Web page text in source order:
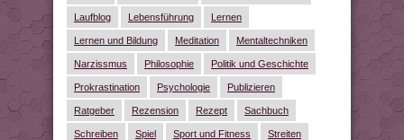
Laufblog Lebensführung Lernen
Lernen und Bildung Meditation Mentaltechniken
Narzissmus Philosophie Politik und Geschichte
Prokrastination Psychologie Publizieren
Ratgeber Rezension Rezept Sachbuch
Schreiben Spiel Sport und Fitness Streiten